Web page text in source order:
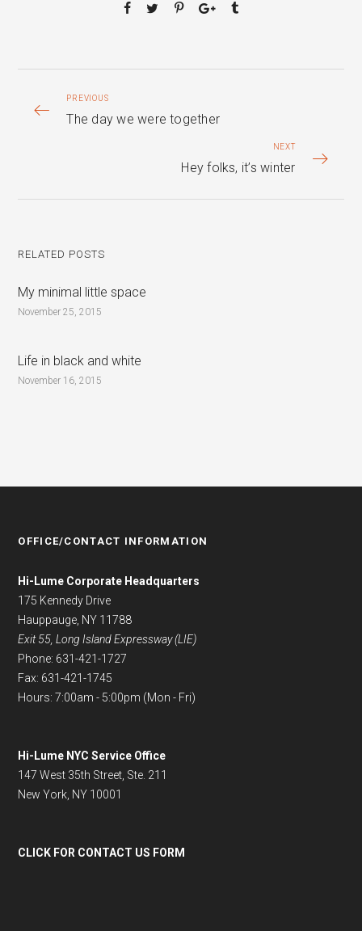
PREVIOUS
The day we were together
NEXT
Hey folks, it’s winter
RELATED POSTS
My minimal little space
November 25, 2015
Life in black and white
November 16, 2015
OFFICE/CONTACT INFORMATION
Hi-Lume Corporate Headquarters
175 Kennedy Drive
Hauppauge, NY 11788
Exit 55, Long Island Expressway (LIE)
Phone: 631-421-1727
Fax: 631-421-1745
Hours: 7:00am - 5:00pm (Mon - Fri)
Hi-Lume NYC Service Office
147 West 35th Street, Ste. 211
New York, NY 10001
CLICK FOR CONTACT US FORM